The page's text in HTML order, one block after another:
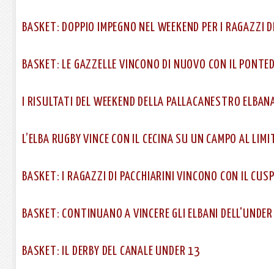
BASKET: DOPPIO IMPEGNO NEL WEEKEND PER I RAGAZZI
BASKET: LE GAZZELLE VINCONO DI NUOVO CON IL
I RISULTATI DEL WEEKEND DELLA PALLACANESTRO
L’ELBA RUGBY VINCE CON IL CECINA SU UN CAMPO AL
BASKET: I RAGAZZI DI PACCHIARINI VINCONO CON IL
BASKET: CONTINUANO A VINCERE GLI ELBANI
BASKET: IL DERBY DEL CANALE UNDER 13